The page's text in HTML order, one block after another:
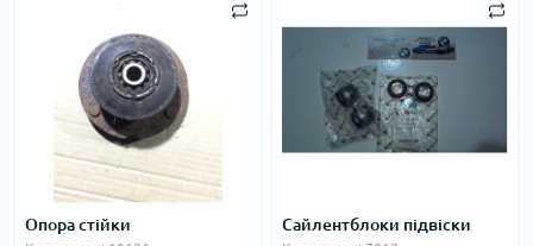
Опора стійки Сайлентблоки підвіски